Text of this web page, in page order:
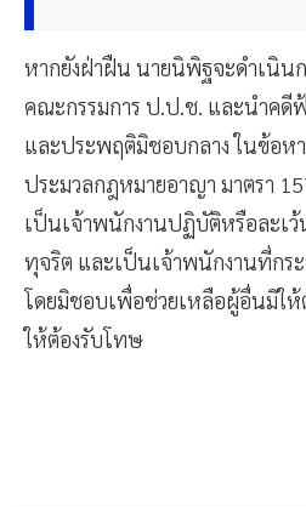
หากยังฝ่าฝืน นายนิพิฐจะดำเนิน
คณะกรรมการ ป.ป.ช. และนำคดี
และประพฤติมิชอบกลาง ในข้อห
ประมวลกฎหมายอาญา มาตรา
เป็นเจ้าพนักงานปฏิบัติหรือละเ
ทุจริต และเป็นเจ้าพนักงานที่กร
โดยมิชอบเพื่อช่วยเหลือผู้อื่นมิใ
ให้ต้องรับโทษ